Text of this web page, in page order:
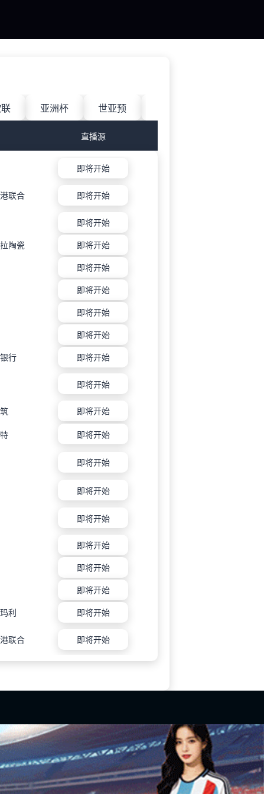
联 亚洲杯 世亚预
直播源
即将开始
联合 即将开始
即将开始
陶瓷 即将开始
即将开始
即将开始
即将开始
即将开始
行 即将开始
即将开始
即将开始
即将开始
即将开始
即将开始
即将开始
即将开始
即将开始
即将开始
利 即将开始
联合 即将开始
、德甲无插件免费直播。无需任何插件，打